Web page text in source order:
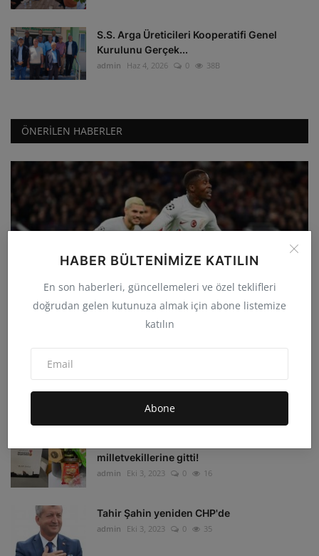
HABER BÜLTENIMIZE KATILIN
En son haberleri, güncellemeleri ve özel teklifleri
doğrudan gelen kutunuza almak için abone listemize
katılın
Abone
S.S. Arga Üreticileri Kooperatifi Genel
Kurulunu Gerçek...
admin Haz 4, 2026 0 38B
ÖNERILEN HABERLER
Galatasaray deplasmanda Manchester
United'ı 3-2 yenerek...
Eki 4, 2023
milletvekillerine gitti!
admin Eki 3, 2023 0 16
Tahir Şahin yeniden CHP'de
admin Eki 3, 2023 0 35